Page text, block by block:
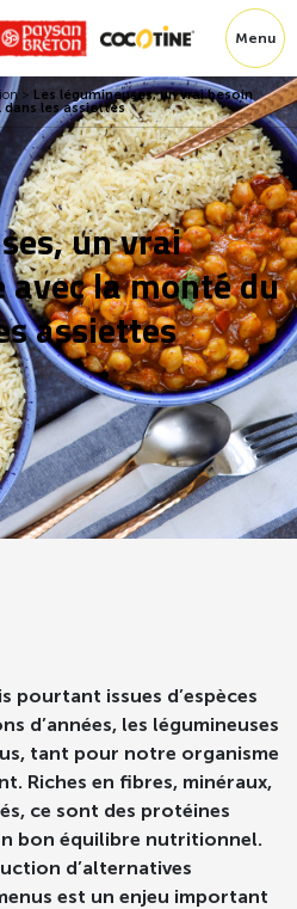
Menu
> Les légumineuses, un vrai besoin
dans les assiettes
un vrai
avec la monté du
assiettes
pourtant issues d’espèces
d’années, les légumineuses
tant pour notre organisme
Riches en fibres, minéraux,
ce sont des protéines
bon équilibre nutritionnel.
d’alternatives
est un enjeu important